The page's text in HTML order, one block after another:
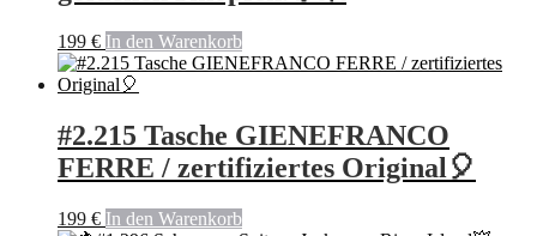
199 € In den Warenkorb
#2.215 Tasche GIENEFRANCO
FERRE / zertifiziertes Original🎈
199 € In den Warenkorb